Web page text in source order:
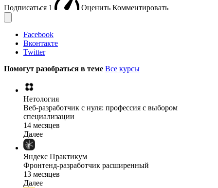
Подписаться 1 Оценить Комментировать
Facebook
Вконтакте
Twitter
Помогут разобраться в теме Все курсы
Нетология
Веб-разработчик с нуля: профессия с выбором
специализации
14 месяцев
Далее
Яндекс Практикум
Фронтенд-разработчик расширенный
13 месяцев
Далее